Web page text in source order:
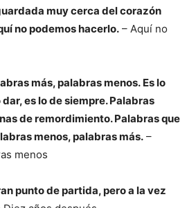
muy cerca del corazón
no podemos hacerlo. – Aquí no
más, palabras menos. Es lo
es lo de siempre. Palabras
de remordimiento. Palabras que
menos, palabras más. –
menos
punto de partida, pero a la vez